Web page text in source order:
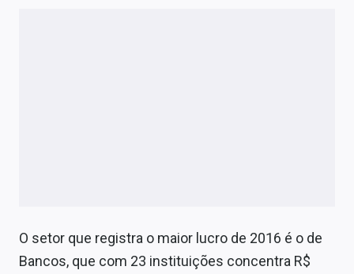
O setor que registra o maior lucro de 2016 é o de
Bancos, que com 23 instituições concentra R$